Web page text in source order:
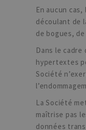
En aucun
découlant de
de bogues,
Dans le
hypertextes
Société
La Société
maîtrise pas
données